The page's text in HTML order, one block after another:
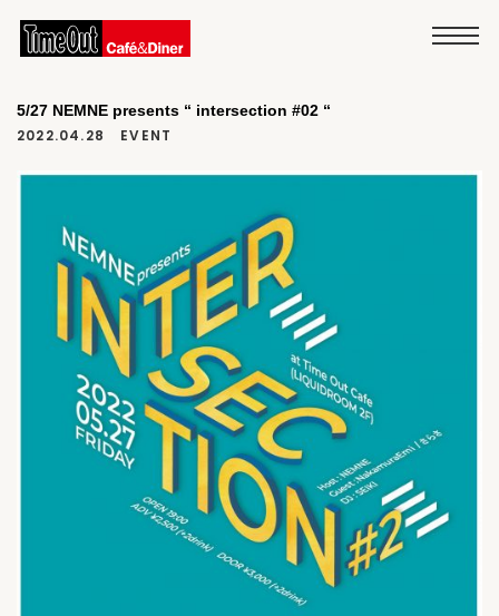
5/27 NEMNE presents “ intersection #02 “
2022.04.28 EVENT